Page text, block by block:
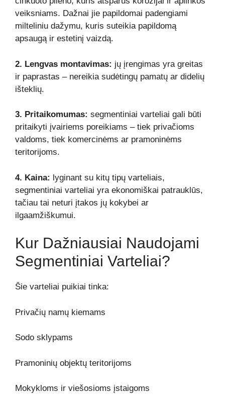
veiksniams. Dažnai jie papildomai padengiami
milteliniu dažymu, kuris suteikia papildomą
apsaugą ir estetinį vaizdą.
2. Lengvas montavimas: jų įrengimas yra greitas
ir paprastas – nereikia sudėtingų pamatų ar didelių
išteklių.
3. Pritaikomumas: segmentiniai varteliai gali būti
pritaikyti įvairiems poreikiams – tiek privačioms
valdoms, tiek komercinėms ar pramoninėms
teritorijoms.
4. Kaina: lyginant su kitų tipų varteliais,
segmentiniai varteliai yra ekonomiškai patrauklūs,
tačiau tai neturi įtakos jų kokybei ar
ilgaamžiškumui.
Kur Dažniausiai Naudojami
Segmentiniai Varteliai?
Šie varteliai puikiai tinka:
Privačių namų kiemams
Sodo sklypams
Pramoninių objektų teritorijoms
Mokykloms ir viešosioms įstaigoms